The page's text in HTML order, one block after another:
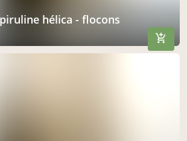
hélica - flocons